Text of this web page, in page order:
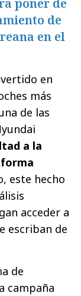
de
en el
en
más
de las
a la
este hecho
acceder a
escriban de
de
campaña